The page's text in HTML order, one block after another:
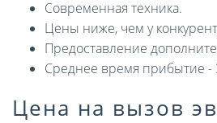
Современная техника.
Цены ниже, чем у
Предоставление
Среднее время прибытие -
Цена на вызов